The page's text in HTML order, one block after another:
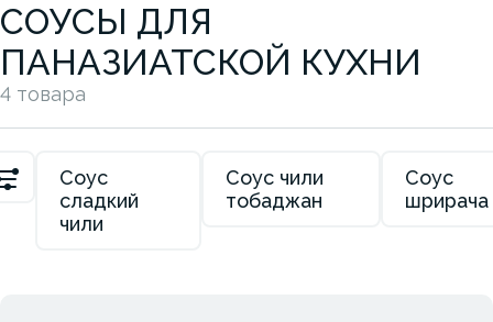
СОУСЫ ДЛЯ
ПАНАЗИАТСКОЙ КУХНИ
4 товара
Соус
сладкий
чили
Соус чили
тобаджан
Соус
шрирача